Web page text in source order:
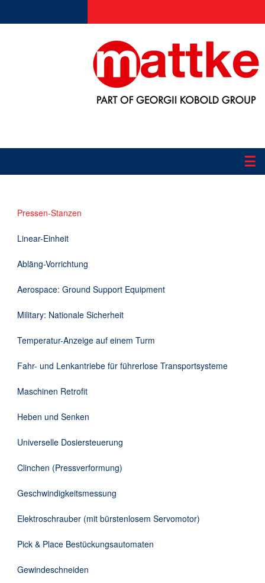
☰
Applikationen
Informationen
Downloads
Kontakt
Pressen-Stanzen
Linear-Einheit
Abläng-Vorrichtung
Aerospace: Ground Support Equipment
Military: Nationale Sicherheit
Temperatur-Anzeige auf einem Turm
Fahr- und Lenkantriebe für führerlose Transportsysteme
Maschinen Retrofit
Heben und Senken
Universelle Dosiersteuerung
Clinchen (Pressverformung)
Geschwindigkeitsmessung
Elektroschrauber (mit bürstenlosem Servomotor)
Pick & Place Bestückungsautomaten
Gewindeschneiden